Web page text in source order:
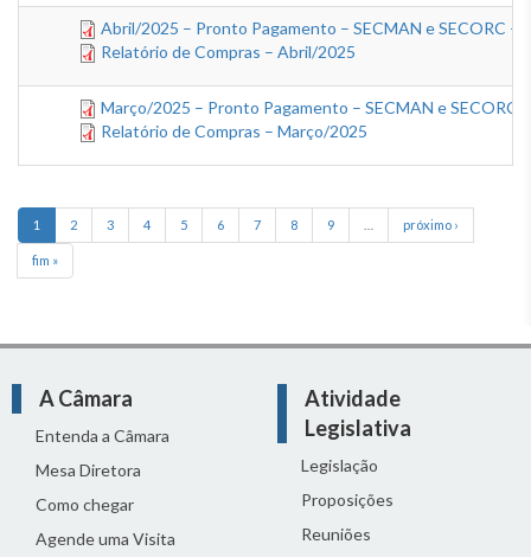
Abril/2025 – Pronto Pagamento – SECMAN e SECORC –
Relatório de Compras – Abril/2025
Março/2025 – Pronto Pagamento – SECMAN e SECORC
Relatório de Compras – Março/2025
1 2 3 4 5 6 7 8 9 próximo ›
fim »
A Câmara
Entenda a Câmara
Mesa Diretora
Como chegar
Agende uma Visita
Atividade
Legislativa
Legislação
Proposições
Reuniões